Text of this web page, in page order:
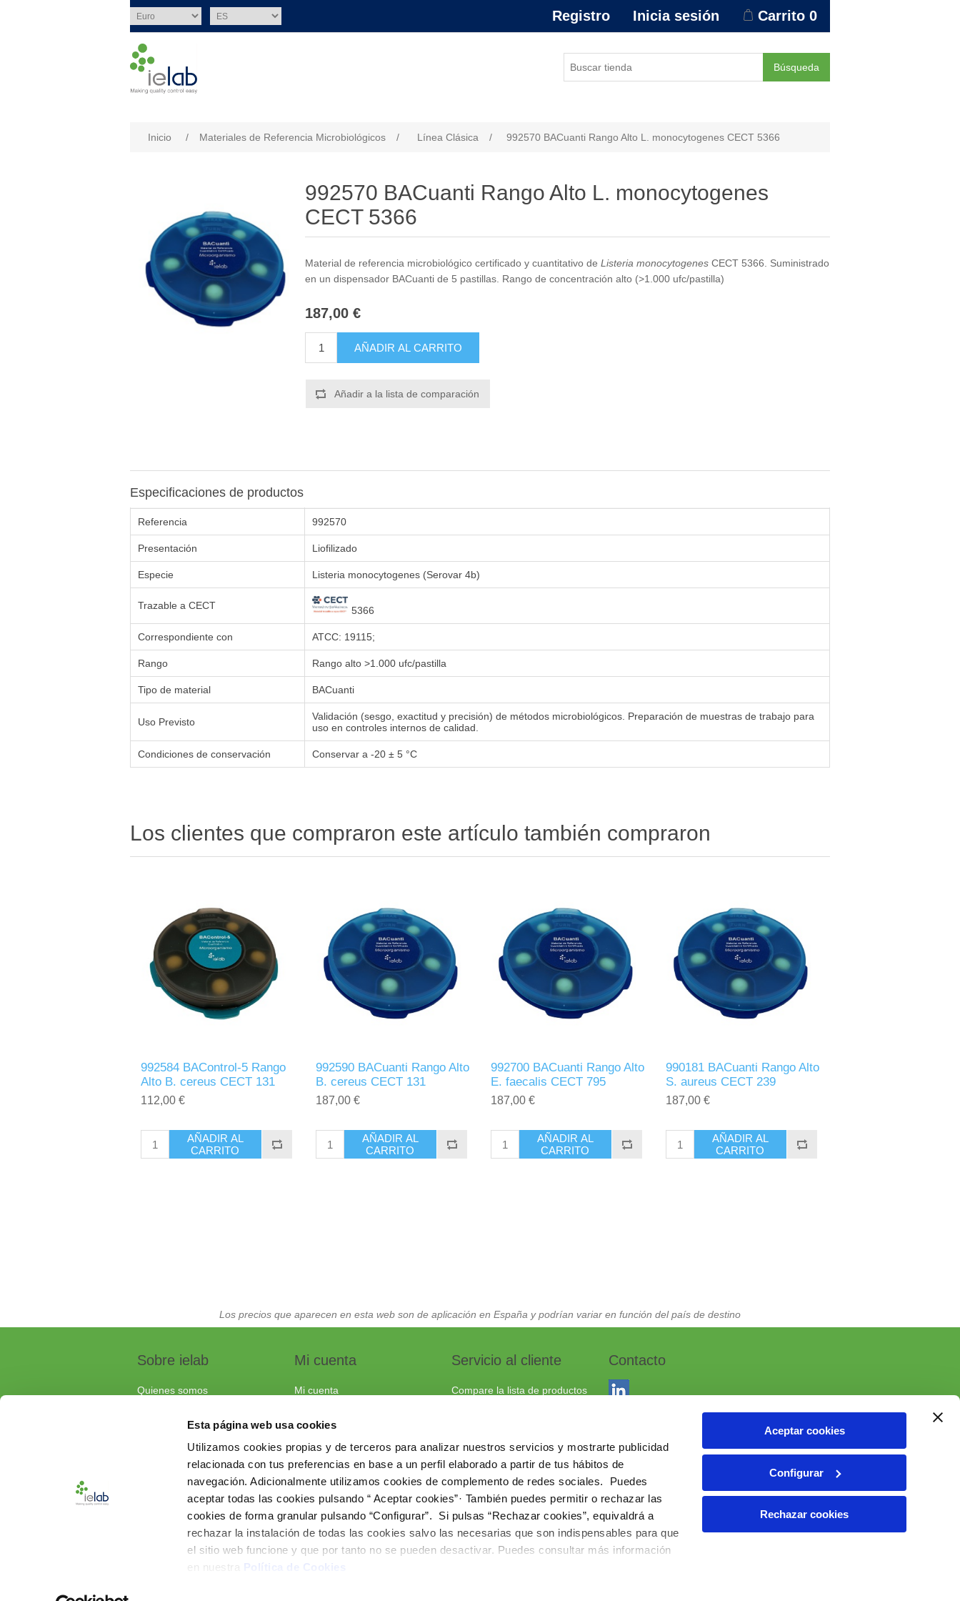
Esta página web usa cookies
Utilizamos cookies propias y de terceros para analizar nuestros servicios y mostrarte publicidad
relacionada con tus preferencias en base a un perfil elaborado a partir de tus hábitos de
navegación. Adicionalmente utilizamos cookies de complemento de redes sociales. Puedes
aceptar todas las cookies pulsando “ Aceptar cookies”· También puedes permitir o rechazar las
cookies de forma granular pulsando “Configurar”. Si pulsas “Rechazar cookies”, equivaldrá a
rechazar la instalación de todas las cookies salvo las necesarias que son indispensables para que
el sitio web funcione y que por tanto no se pueden desactivar. Puedes consultar más información
en nuestra Política de Cookies
Aceptar cookies
Configurar
Rechazar cookies
Registro Inicia sesión Carrito 0
Búsqueda
Inicio / Materiales de Referencia Microbiológicos / Línea Clásica / 992570 BACuanti Rango Alto L. monocytogenes CECT 5366
992570 BACuanti Rango Alto L. monocytogenes
CECT 5366
Material de referencia microbiológico certificado y cuantitativo de Listeria monocytogenes CECT 5366. Suministrado
en un dispensador BACuanti de 5 pastillas. Rango de concentración alto (>1.000 ufc/pastilla)
187,00 €
AÑADIR AL CARRITO
Añadir a la lista de comparación
Especificaciones de productos
Referencia 992570
Presentación Liofilizado
Especie Listeria monocytogenes (Serovar 4b)
Trazable a CECT 5366
Correspondiente con ATCC: 19115;
Rango Rango alto >1.000 ufc/pastilla
Tipo de material BACuanti
Uso Previsto
Validación (sesgo, exactitud y precisión) de métodos microbiológicos. Preparación de muestras de trabajo para
uso en controles internos de calidad.
Condiciones de conservación Conservar a -20 ± 5 °C
Los clientes que compraron este artículo también compraron
992584 BAControl-5 Rango
Alto B. cereus CECT 131
112,00 €
AÑADIR AL
CARRITO
992590 BACuanti Rango Alto
B. cereus CECT 131
187,00 €
AÑADIR AL
CARRITO
992700 BACuanti Rango Alto
E. faecalis CECT 795
187,00 €
AÑADIR AL
CARRITO
990181 BACuanti Rango Alto
S. aureus CECT 239
187,00 €
AÑADIR AL
CARRITO
Los precios que aparecen en esta web son de aplicación en España y podrían variar en función del país de destino
Sobre ielab
Quienes somos
Soluciones a medida
Contacta con nosotros
Documentos de interés
Preguntas frecuentes
Mi cuenta
Mi cuenta
Servicio al cliente
Compare la lista de productos
Aviso Legal
Política de privacidad
Contacto
Dracma, 7 - Polígono Industrial Las Atalayas
03114 ALICANTE (España)
+34 966 10 55 01
comercial@ielab.es
www.ielab.es